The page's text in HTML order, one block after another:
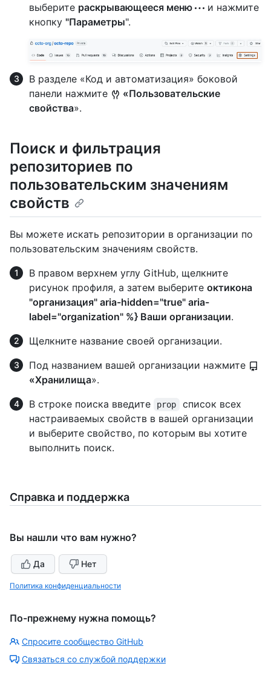
выберите раскрывающееся меню
и нажмите
кнопку "Параметры".
В разделе «Код и автоматизация» боковой
панели нажмите
«Пользовательские
свойства».
Поиск и фильтрация
репозиториев по
пользовательским значениям
свойств
Вы можете искать репозитории в организации по
пользовательским значениям свойств.
В правом верхнем углу GitHub, щелкните
рисунок профиля, а затем выберите октикона
"организация" aria-hidden="true" aria-
label="organization" %} Ваши организации.
Щелкните название своей организации.
Под названием вашей организации нажмите
«Хранилища».
В строке поиска введите
prop
список всех
настраиваемых свойств в вашей организации
и выберите свойство, по которым вы хотите
выполнить поиск.
Справка и поддержка
Вы нашли что вам нужно?
Да Нет
Политика конфиденциальности
По-прежнему нужна помощь?
Спросите сообщество GitHub
Связаться со службой поддержки